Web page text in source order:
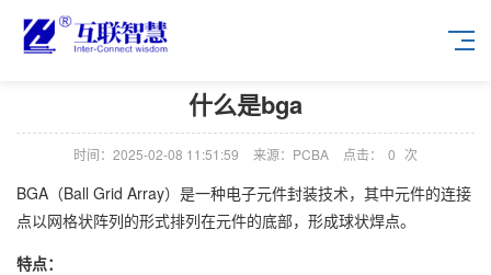
什么是bga
时间：2025-02-08 11:51:59 来源：PCBA 点击： 0 次
BGA（Ball Grid Array）是一种电子元件封装技术，其中元件的连接
点以网格状阵列的形式排列在元件的底部，形成球状焊点。
特点：